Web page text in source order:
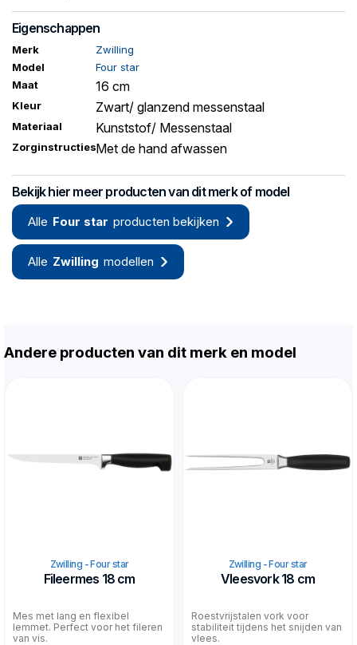
Eigenschappen
Merk
Zwilling
Model
Four star
Maat
16 cm
Kleur Zwart/ glanzend messenstaal
Materiaal Kunststof/ Messenstaal
ZorginstructiesMet de hand afwassen
Bekijk hier meer producten van dit merk of model
Alle Four star producten bekijken
Alle Zwilling modellen
Andere producten van dit merk en model
Zwilling - Four star
Fileermes 18 cm
Mes met lang en flexibel
lemmet. Perfect voor het fileren
van vis.
Zwilling - Four star
Vleesvork 18 cm
Roestvrijstalen vork voor
stabiliteit tijdens het snijden van
vlees.